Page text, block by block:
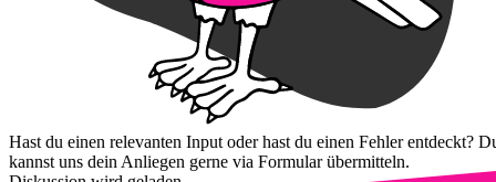
Hast du einen relevanten Input oder hast du einen Fehler entdeckt?
kannst uns dein Anliegen gerne via Formular übermitteln.